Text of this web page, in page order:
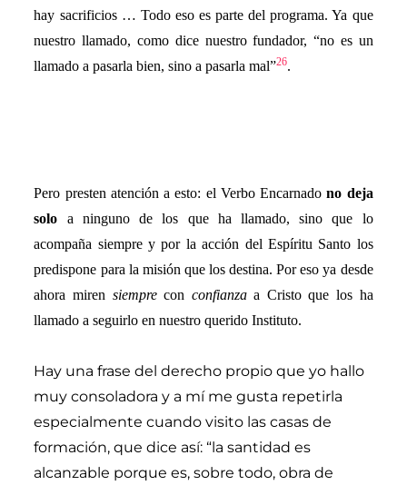
hay sacrificios … Todo eso es parte del programa. Ya que
nuestro llamado, como dice nuestro fundador, “no es un
llamado a pasarla bien, sino a pasarla mal”26.
Pero presten atención a esto: el Verbo Encarnadono deja
solo a ninguno de los que ha llamado, sino que lo
acompaña siempre y por la acción del Espíritu Santo los
predispone para la misión que los destina. Por eso ya desde
ahora miren siemprecon confianzaa Cristo que los ha
llamado a seguirlo en nuestro querido Instituto.
Hay una frase del derecho propio que yo hallo
muy consoladora y a mí me gusta repetirla
especialmente cuando visito las casas de
formación, que dice así: “la santidad es
alcanzable porque es, sobre todo, obra de